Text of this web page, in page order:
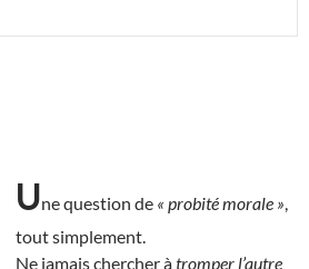
Une question de « probité morale »
tout simplement.
Ne jamais chercher àtromper l’autre